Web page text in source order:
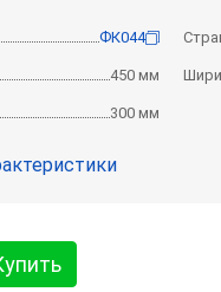
ФК044
450 мм
300 мм